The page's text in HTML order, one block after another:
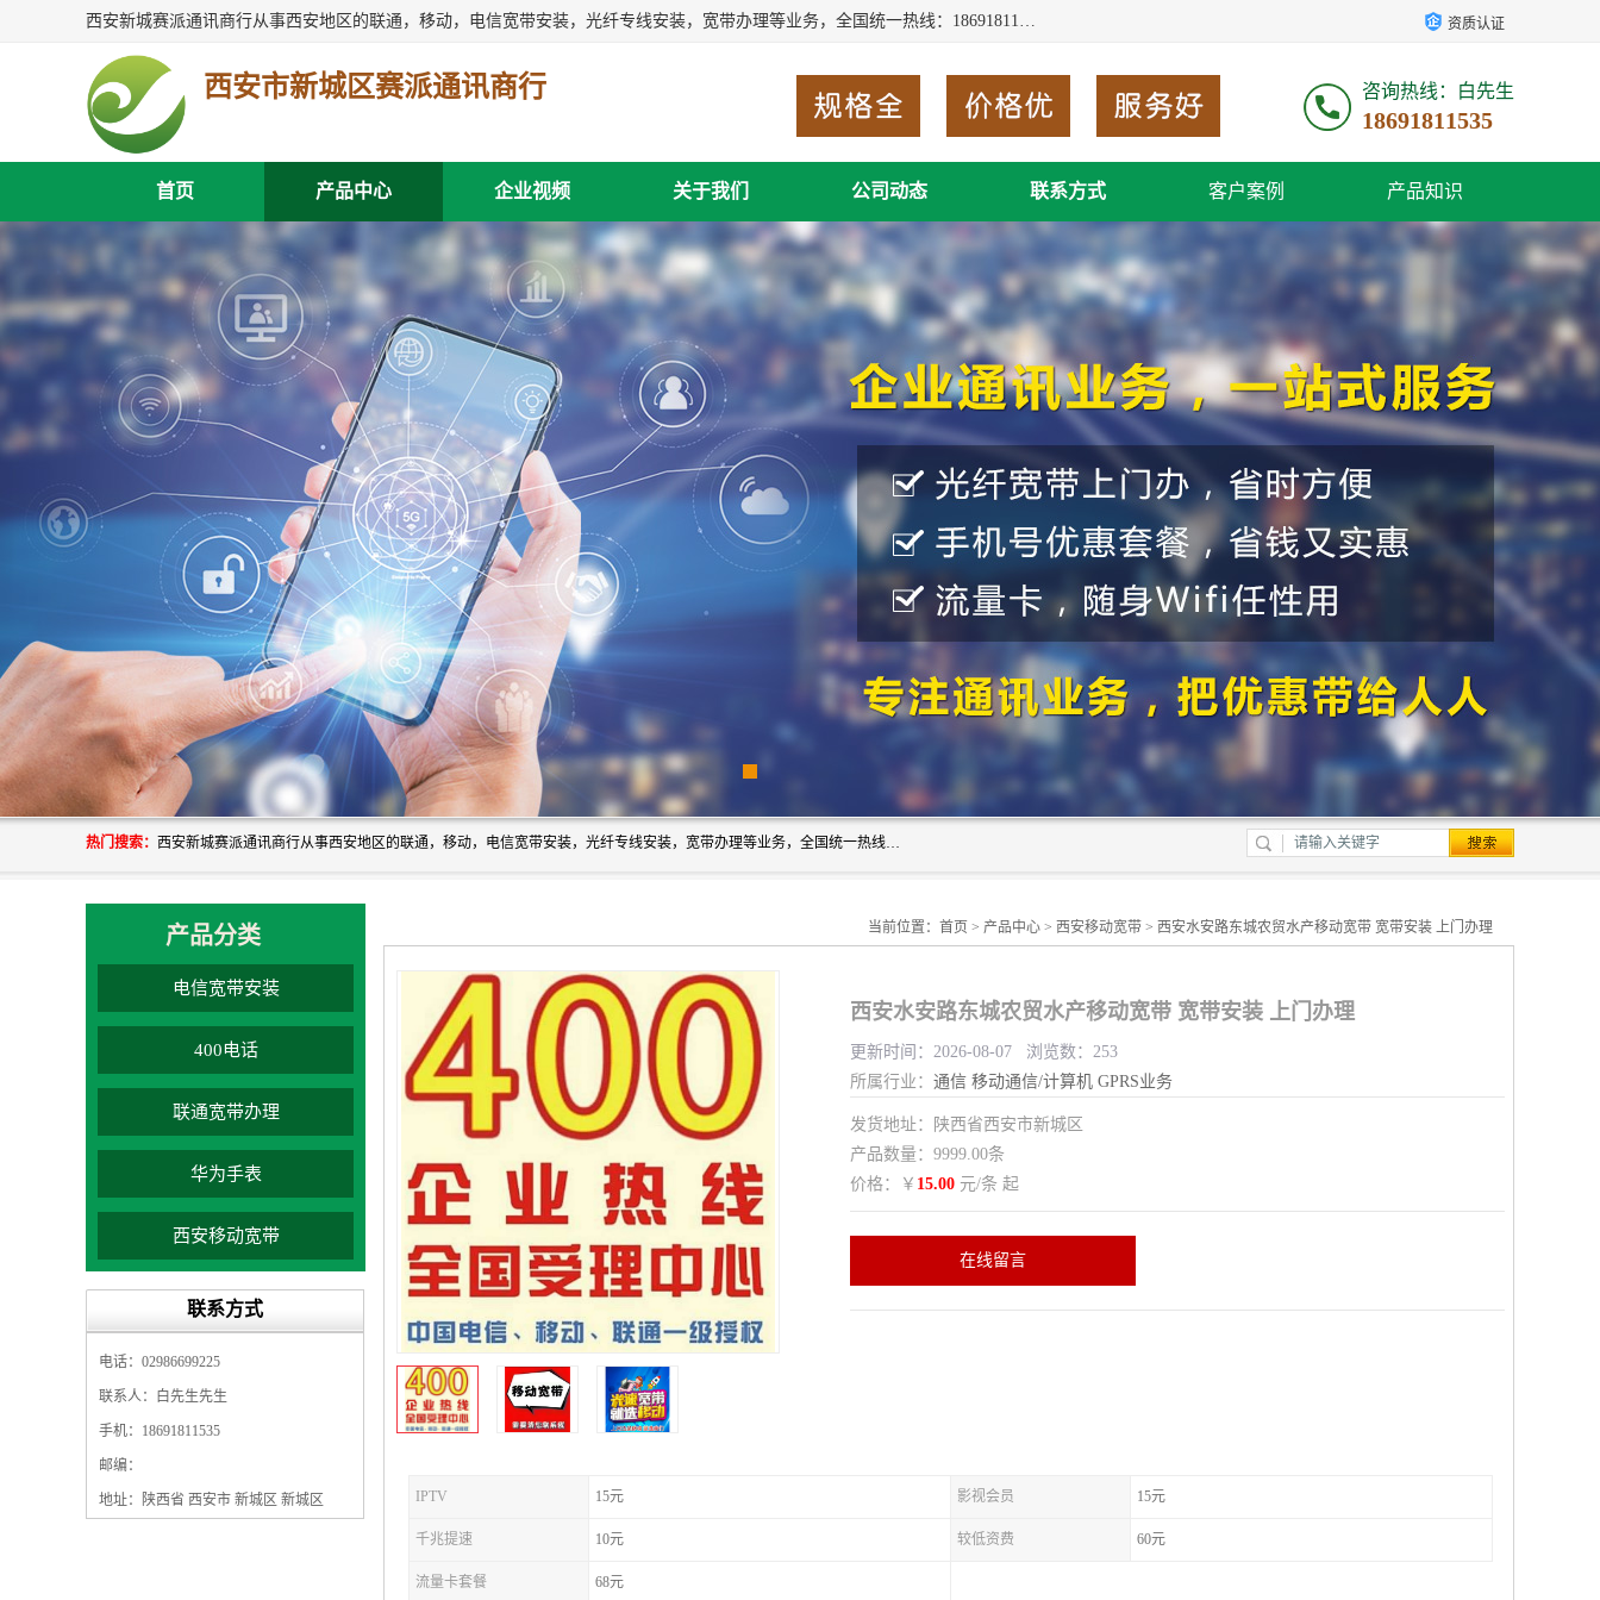
西安新城赛派通讯商行从事西安地区的联通，移动，电信宽带安装，光纤专线安装，宽带办理等业务，全国统一热线：18691811535。西安市新城区赛派通讯商行是一家专业通讯公司，欢迎新老客户来电咨询！ 资质认证
西安市新城区赛派通讯商行 咨询热线：白先生
18691811535
首页 产品中心 企业视频 关于我们 公司动态 联系方式 客户案例 产品知识
热门搜索： 西安新城赛派通讯商行从事西安地区的联通，移动，电信宽带安装，光纤专线安装，宽带办理等业务，全国统一热线：18691811535。西安市新城区赛派通讯商行是一家专业通讯公司，欢迎新老客户来电咨询！
产品分类
电信宽带安装
400电话
联通宽带办理
华为手表
西安移动宽带
联系方式
电话：02986699225
联系人：白先生先生
手机：18691811535
邮编：
地址：陕西省 西安市 新城区 新城区
当前位置： 首页 > 产品中心 > 西安移动宽带 > 西安水安路东城农贸水产移动宽带 宽带安装 上门办理
西安水安路东城农贸水产移动宽带 宽带安装 上门办理
更新时间：2026-08-07 浏览数：253
所属行业： 通信 移动通信/计算机 GPRS业务
发货地址：陕西省西安市新城区
产品数量：9999.00条
价格：￥ 15.00 元/条 起
在线留言
IPTV 15元 影视会员 15元
千兆提速 10元 较低资费 60元
流量卡套餐 68元